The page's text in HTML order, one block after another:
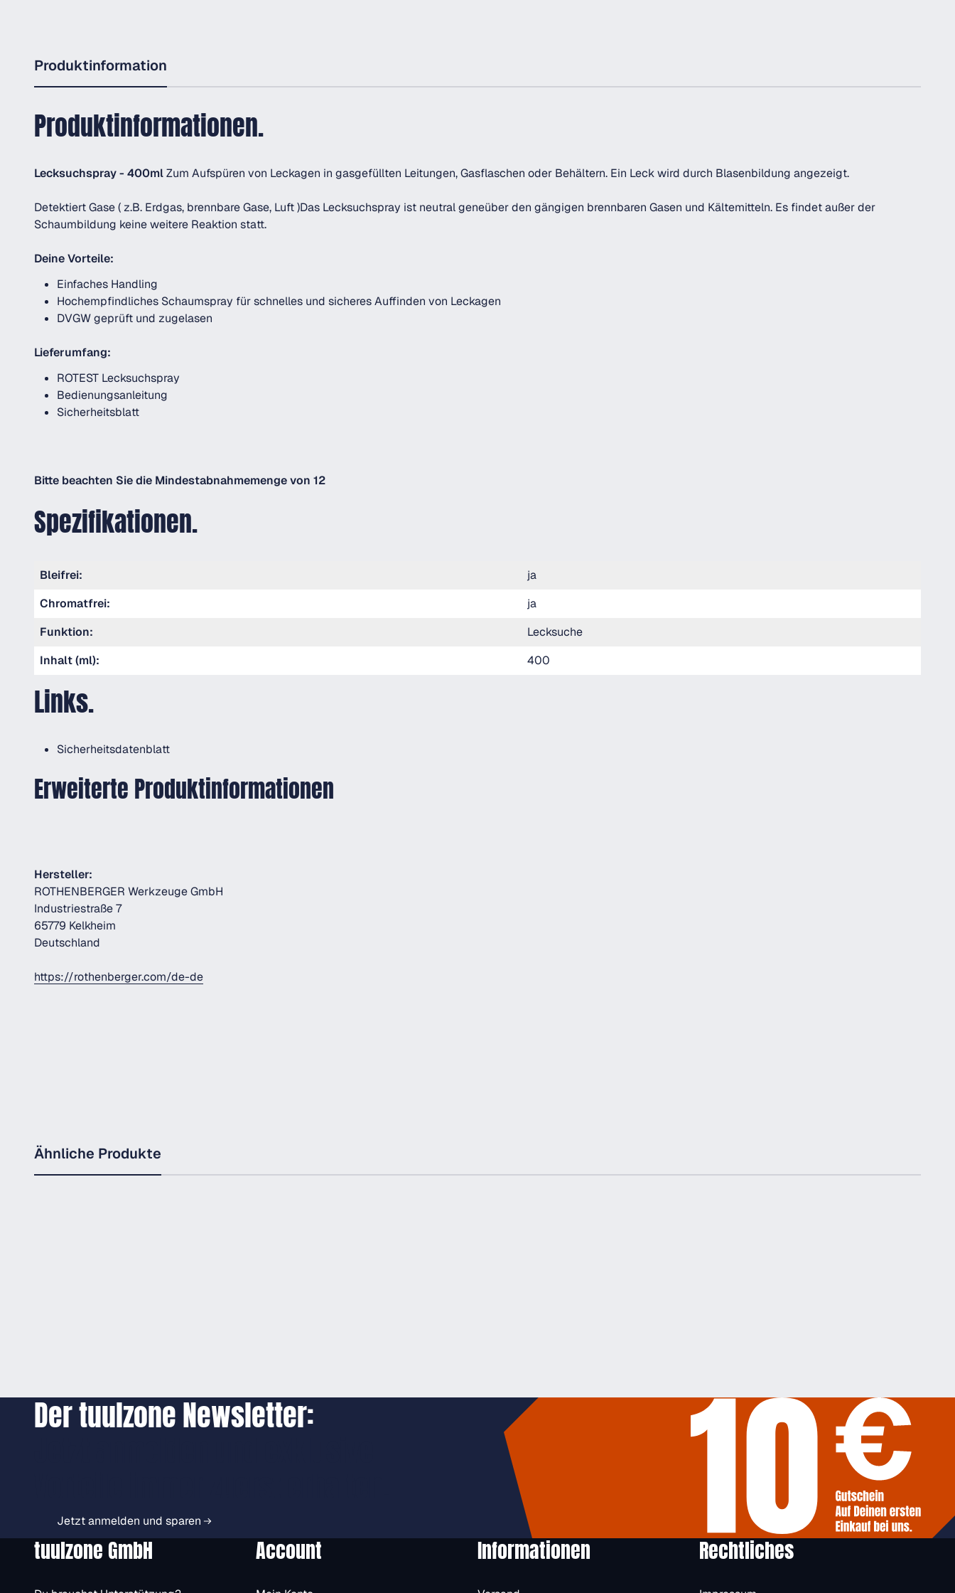
Produktinformation
Produktinformationen.
Lecksuchspray - 400mlZum Aufspüren von Leckagen in gasgefüllten Leitungen, Gasflaschen oder Behältern. Ein Leck wird durch Blasenbildung angezeigt.
Detektiert Gase ( z.B. Erdgas, brennbare Gase, Luft )Das Lecksuchspray ist neutral geneüber den gängigen brennbaren Gasen und Kältemitteln. Es findet außer der
Schaumbildung keine weitere Reaktion statt.
Deine Vorteile:
Einfaches Handling
Hochempfindliches Schaumspray für schnelles und sicheres Auffinden von Leckagen
DVGW geprüft und zugelasen
Lieferumfang:
ROTEST Lecksuchspray
Bedienungsanleitung
Sicherheitsblatt
Bitte beachten Sie die Mindestabnahmemenge von 12
Spezifikationen.
Bleifrei:
ja
Chromatfrei:
ja
Funktion:
Lecksuche
Inhalt (ml):
400
Links.
Sicherheitsdatenblatt
Erweiterte Produktinformationen
Hersteller:
ROTHENBERGER Werkzeuge GmbH
Industriestraße 7
65779 Kelkheim
Deutschland
https://rothenberger.com/de-de
Ähnliche Produkte
Der tuulzone Newsletter:
Jetzt anmelden und sparen
tuulzone GmbH Account Informationen Rechtliches